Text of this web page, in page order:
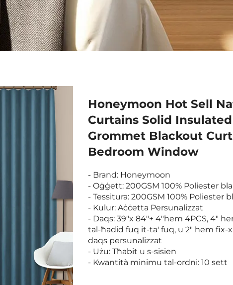
Honeymoon Hot Sell
Curtains Solid Insulated
Grommet Blackout
Bedroom Window
- Brand: Honeymoon
- Oġġett: 200GSM 100% Poliester
- Tessitura: 200GSM 100% Poliester
- Kulur: Aċċetta Persunalizzat
- Daqs: 39"x 84"+ 4"hem 4PCS, 4"
tal-ħadid fuq it-ta' fuq, u 2" hem fix-
daqs persunalizzat
- Użu: Tħabit u s-sisien
- Kwantità minimu tal-ordni: 10 sett